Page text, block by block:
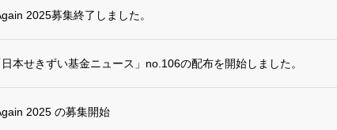
2025募集終了しました。
本せきずい基金ニュース」no.106の配布を開始しました。
2025 の募集開始